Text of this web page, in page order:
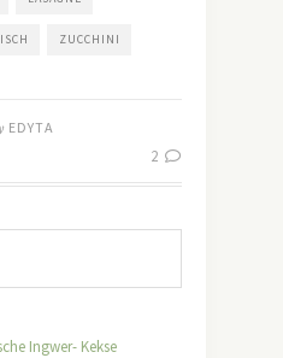
ZUCCHINI
EDYTA
2
Ingwer- Kekse